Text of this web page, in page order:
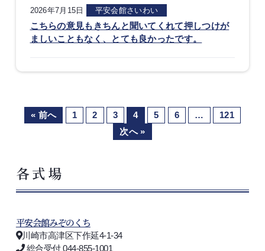
2026年7月15日 平安会館さいわい
こちらの意見もきちんと聞いてくれて押しつけが
ましいこともなく、とても良かったです。
« 前へ 1 2 3 4 5 6 …
121
次へ »
各式場
平安会館みぞのくち
川崎市高津区下作延4-1-34
総合受付 044-855-1001